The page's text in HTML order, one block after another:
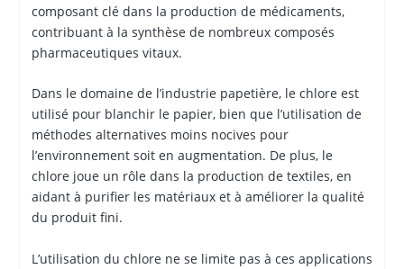
composant clé dans la production de médicaments,
contribuant à la synthèse de nombreux composés
pharmaceutiques vitaux.
Dans le domaine de l’industrie papetière, le chlore est
utilisé pour blanchir le papier, bien que l’utilisation de
méthodes alternatives moins nocives pour
l’environnement soit en augmentation. De plus, le
chlore joue un rôle dans la production de textiles, en
aidant à purifier les matériaux et à améliorer la qualité
du produit fini.
L’utilisation du chlore ne se limite pas à ces applications